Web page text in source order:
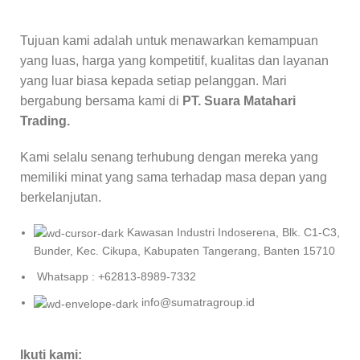
Tujuan kami adalah untuk menawarkan kemampuan
yang luas, harga yang kompetitif, kualitas dan layanan
yang luar biasa kepada setiap pelanggan. Mari
bergabung bersama kami di PT. Suara Matahari
Trading.
Kami selalu senang terhubung dengan mereka yang
memiliki minat yang sama terhadap masa depan yang
berkelanjutan.
Kawasan Industri Indoserena, Blk. C1-C3,
Bunder, Kec. Cikupa, Kabupaten Tangerang, Banten 15710
Whatsapp : +62813-8989-7332
info@sumatragroup.id
Ikuti kami: